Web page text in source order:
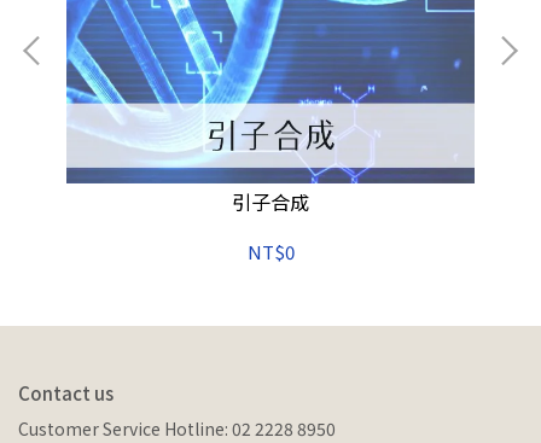
引子合成
NT$0
Contact us
Customer Service Hotline: 02 2228 8950